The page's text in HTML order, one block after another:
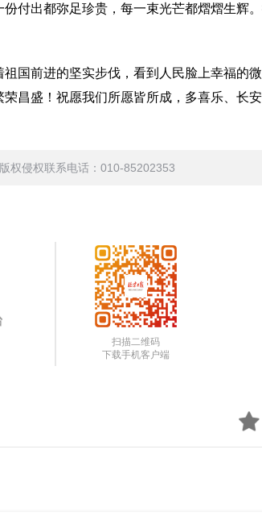
付出都弥足珍贵，每一束光芒都熠熠生辉
国前进的坚实步伐，看到人民脸上幸福的
昌盛！祝愿我们所愿皆所成，多喜乐、长安
权侵权联系电话：010-85202353
扫描二维码
下载手机客户端